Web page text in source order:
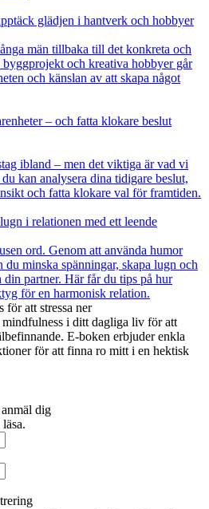
glädjen i hantverk och hobbyer
män tillbaka till det konkreta och
och kreativa hobbyer går
och känslan av att skapa något
– och fatta klokare beslut
ibland – men det viktiga är vad vi
kan analysera dina tidigare beslut,
och fatta klokare val för framtiden.
i relationen med ett leende
ord. Genom att använda humor
du minska spänningar, skapa lugn och
din partner. Här får du tips på hur
för en harmonisk relation.
för att stressa ner
i ditt dagliga liv för att
E-boken erbjuder enkla
för att finna ro mitt i en hektisk
dig